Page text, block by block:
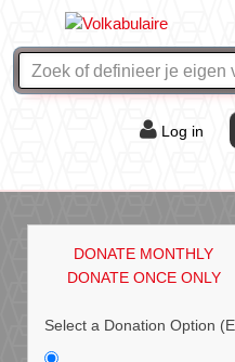
Log in
DONATE MONTHLY
DONATE ONCE ONLY
Select a Donation Option